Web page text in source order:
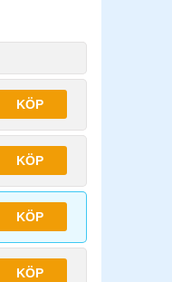
KÖP
KÖP
KÖP
KÖP